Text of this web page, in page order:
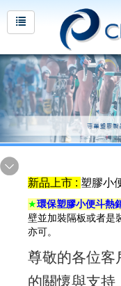
新品上市 : 塑膠小
★環保塑膠小便斗熱
壁並加裝隔板或者是
亦可。
尊敬的各位客
的關懷與支持